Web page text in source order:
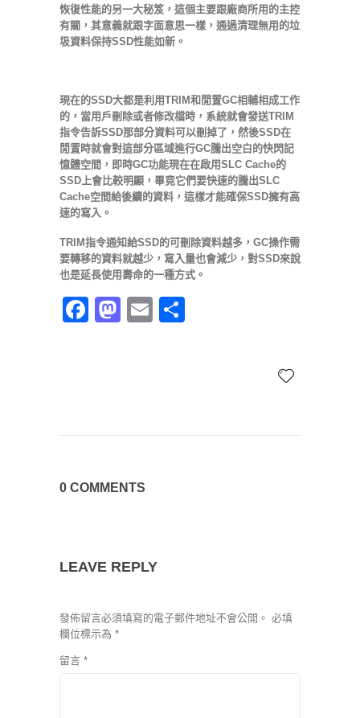
恢復性能的另一大秘笈，這個主要跟廠商所用的主控
有關，其意義就跟字面意思一樣，通過清理無用的垃
圾資料保持SSD性能如新。
現在的SSD大都是利用TRIM和閒置GC相輔相成工作
的，當用戶刪除或者修改檔時，系統就會發送TRIM
指令告訴SSD那部分資料可以刪掉了，然後SSD在
閒置時就會對這部分區域進行GC騰出空白的快閃記
憶體空間，即時GC功能現在在啟用SLC Cache的
SSD上會比較明顯，畢竟它們要快速的騰出SLC
Cache空間給後續的資料，這樣才能確保SSD擁有高
速的寫入。
TRIM指令通知給SSD的可刪除資料越多，GC操作需
要轉移的資料就越少，寫入量也會減少，對SSD來說
也是延長使用壽命的一種方式。
Facebook
Mastodon
Email
0 COMMENTS
LEAVE REPLY
發佈留言必須填寫的電子郵件地址不會公開。 必填
欄位標示為 *
留言 *